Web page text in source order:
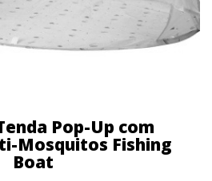
Pop-Up com
Mosquitos Fishing
Boat